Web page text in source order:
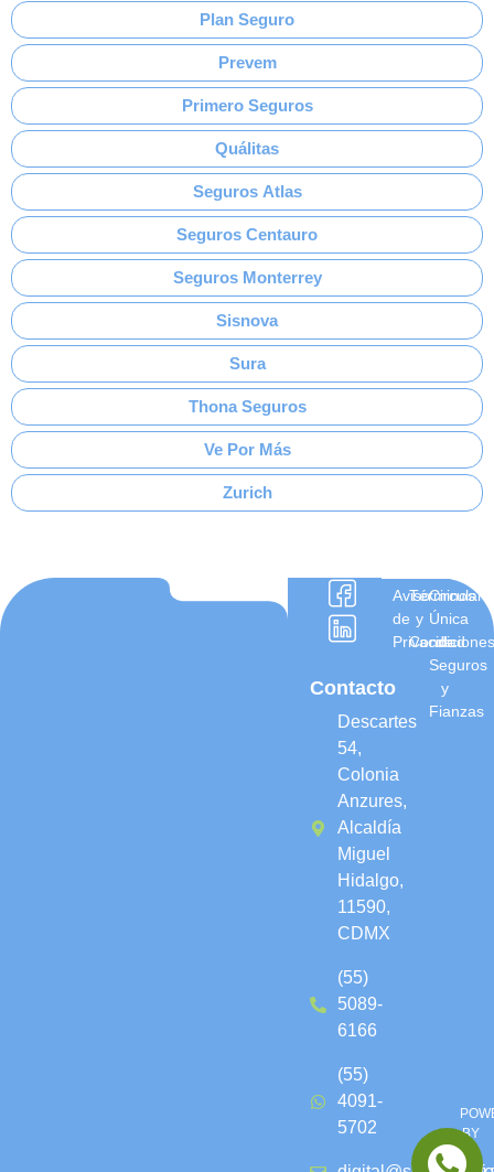
Plan Seguro
Prevem
Primero Seguros
Quálitas
Seguros Atlas
Seguros Centauro
Seguros Monterrey
Sisnova
Sura
Thona Seguros
Ve Por Más
Zurich
Contacto
Descartes
54,
Colonia
Anzures,
Alcaldía
Miguel
Hidalgo,
11590,
CDMX
(55)
5089-
6166
(55)
4091-
5702
Aviso
de
Privacidad
Términos
y
Circular
Única
de
Seguros
y
Fianzas
BY
AL